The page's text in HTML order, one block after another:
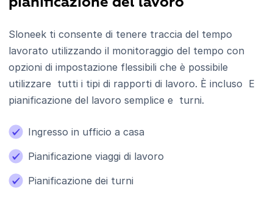
Sloneek ti consente di tenere traccia del tempo
lavorato utilizzando il monitoraggio del tempo con
opzioni di impostazione flessibili che è possibile
utilizzare tutti i tipi di rapporti di lavoro. È incluso E
pianificazione del lavoro semplice e turni.
Ingresso in ufficio a casa
Pianificazione viaggi di lavoro
Pianificazione dei turni